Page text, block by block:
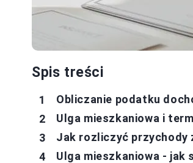
Spis treści
Obliczanie podatku
Ulga mieszkaniowa i
Jak rozliczyć przychody
Ulga mieszkaniowa -